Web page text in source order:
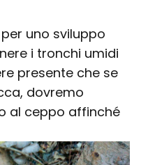
uno sviluppo
i tronchi umidi
presente che se
dovremo
al ceppo affinché